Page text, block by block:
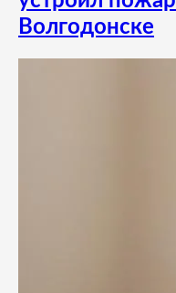
Волгодонске